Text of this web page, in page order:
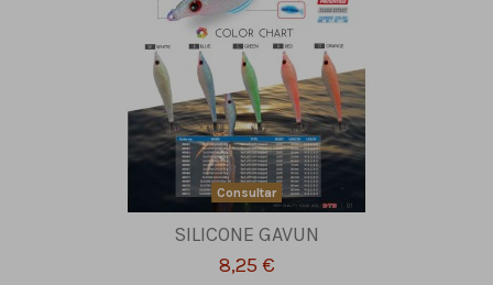
Consultar
SILICONE GAVUN
8,25 €